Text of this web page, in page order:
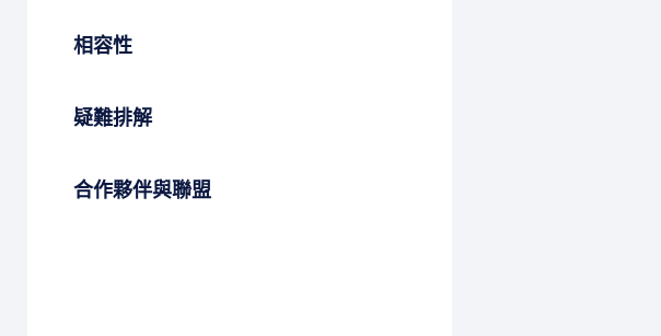
相容性
疑難排解
合作夥伴與聯盟